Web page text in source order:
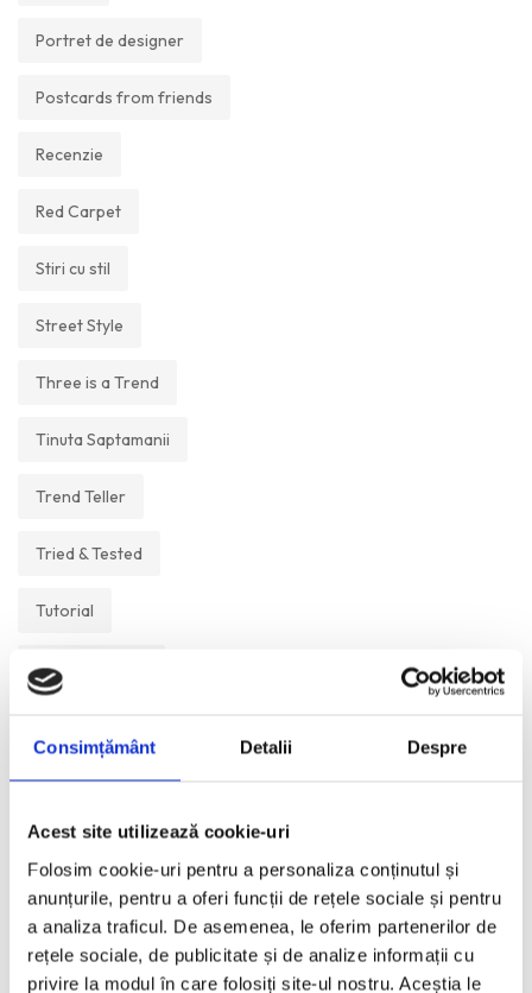
Consimțământ Detalii Despre
Acest site utilizează cookie-uri
Folosim cookie-uri pentru a personaliza conținutul și
anunțurile, pentru a oferi funcții de rețele sociale și pentru
a analiza traficul. De asemenea, le oferim partenerilor de
rețele sociale, de publicitate și de analize informații cu
privire la modul în care folosiți site-ul nostru. Aceștia le
Portret de designer
Postcards from friends
Recenzie
Red Carpet
Stiri cu stil
Street Style
Three is a Trend
Tinuta Saptamanii
Trend Teller
Tried & Tested
Tutorial
Un Muzeu Pe Zi
Visual Postcards
We like
ANI: